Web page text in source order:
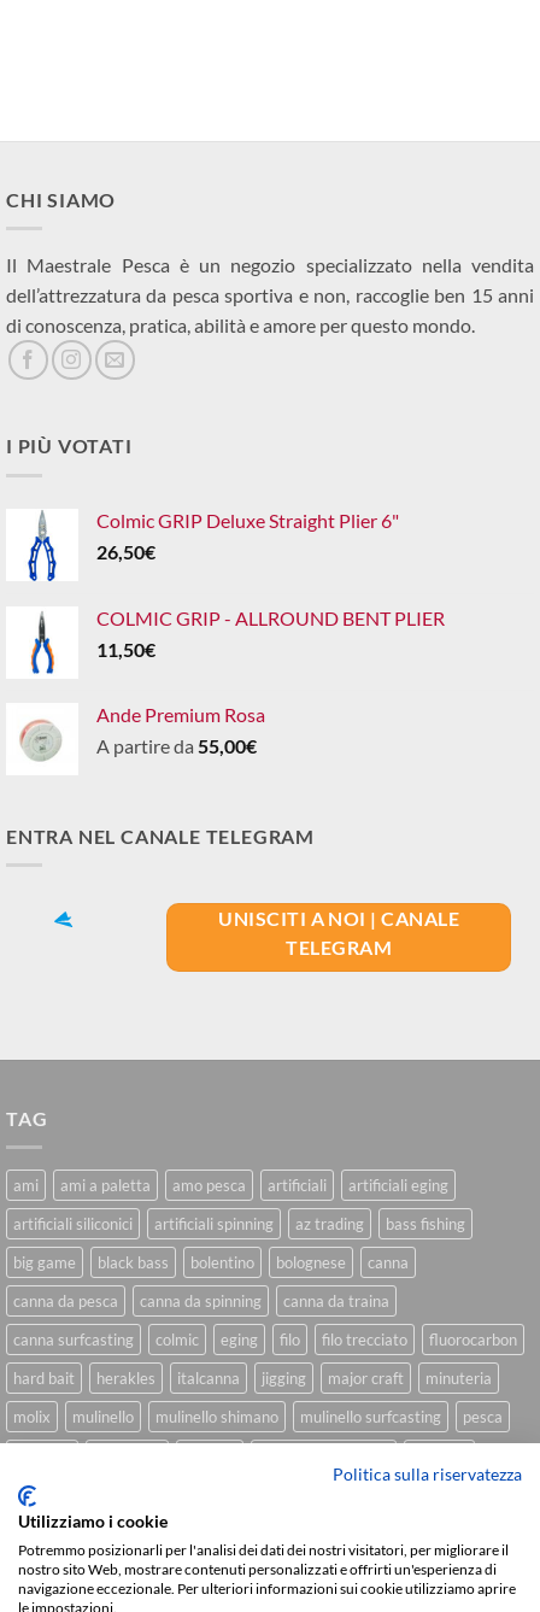
CHI SIAMO
Il Maestrale Pesca è un negozio specializzato nella vendita
dell’attrezzatura da pesca sportiva e non, raccoglie ben 15 anni
di conoscenza, pratica, abilità e amore per questo mondo.
I PIÙ VOTATI
Colmic GRIP Deluxe Straight Plier 6"
26,50€
COLMIC GRIP - ALLROUND BENT PLIER
11,50€
Ande Premium Rosa
A partire da 55,00€
ENTRA NEL CANALE TELEGRAM
UNISCITI A NOI | CANALE
TELEGRAM
TAG
ami ami a paletta amo pesca artificiali
artificiali eging
artificiali siliconici
artificiali spinning az trading
bass fishing
big game
black bass bolentino bolognese
canna
canna da pesca
canna da spinning
canna da traina
canna surfcasting
colmic eging filo filo trecciato
fluorocarbon
hard bait
herakles italcanna jigging major craft
minuteria
molix
mulinello mulinello shimano mulinello surfcasting
pesca
spinning inshore
Sviluppato daWe Blink Design
Politica sulla riservatezza
Utilizziamo i cookie
Potremmo posizionarli per l'analisi dei dati dei nostri visitatori, per migliorare il
nostro sito Web, mostrare contenuti personalizzati e offrirti un'esperienza di
navigazione eccezionale. Per ulteriori informazioni sui cookie utilizziamo aprire
le impostazioni.